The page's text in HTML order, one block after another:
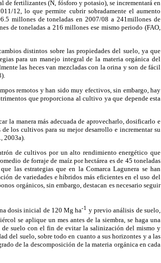
fertilizantes (N, fósforo y potasio), se incrementará en
12, lo que permite cubrir sobradamente el aumento
millones de toneladas en 2007/08 a 241millones de
de toneladas a 216 millones ese mismo periodo (FAO,
distintos sobre las propiedades del suelo, ya que
para un manejo integral de la materia orgánica del
las heces van mezcladas con la orina y son de fácil
remotos y han sido muy efectivos, sin embargo, hay
que proporciona al cultivo ya que depende esta
la manera más adecuada de aprovecharlo, dosificarlo e
los cultivos para su mejor desarrollo e incrementar su
2003a).
de cultivos por un alto rendimiento energético que
de forraje de maíz por hectárea es de 45 toneladas
las estrategias que en la Comarca Lagunera se han
de variedades e híbridos más eficientes en el uso del
orgánicos, sin embargo, destacan es necesario seguir
dosis inicial de 120 Mg ha-1 y previo análisis de suelo,
se aplique un mes antes de la siembra, se haga una
de suelo con el fin de evitar la salinización del mismo y
del suelo, sobre todo en cuanto a sus horizontes y a las
de la descomposición de la materia orgánica en cada